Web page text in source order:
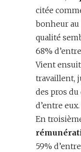
citée
bonheur au
qualité
68%
Vient
travaillent,
des pros
d’entre eux.
En
59%